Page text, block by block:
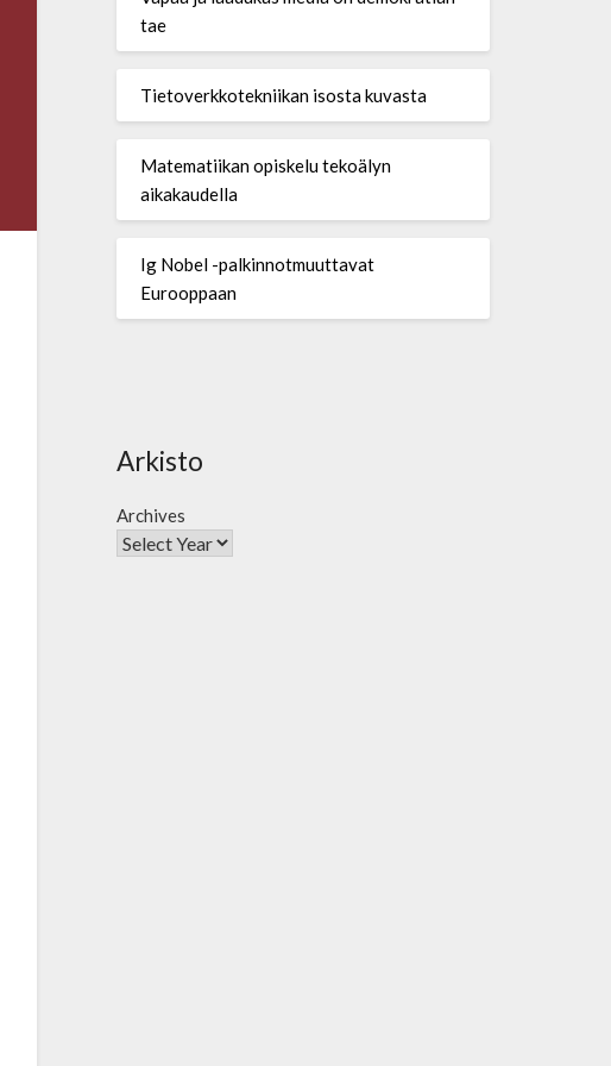
tae
Tietoverkkotekniikan isosta kuvasta
Matematiikan opiskelu tekoälyn
aikakaudella
Ig Nobel -palkinnotmuuttavat
Eurooppaan
Arkisto
Archives